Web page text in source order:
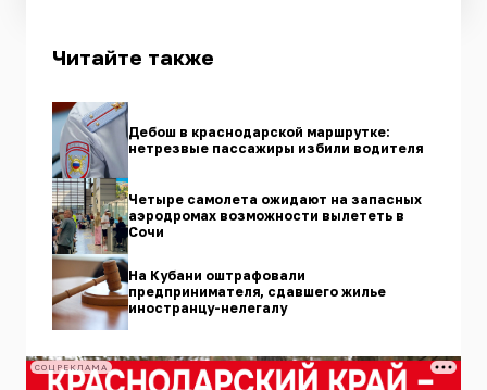
Читайте также
Дебош в краснодарской маршрутке:
нетрезвые пассажиры избили водителя
Четыре самолета ожидают на запасных
аэродромах возможности вылететь в
Сочи
На Кубани оштрафовали
предпринимателя, сдавшего жилье
иностранцу-нелегалу
СОЦРЕКЛАМА